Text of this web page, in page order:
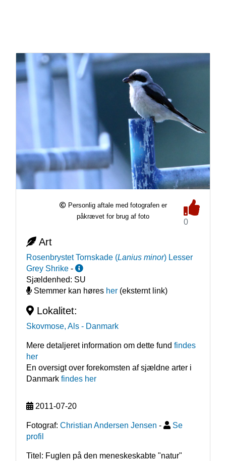
Personlig aftale med fotografen er
påkrævet for brug af foto
0
Art
Rosenbrystet Tornskade (Lanius minor) Lesser
Grey Shrike -
Sjældenhed: SU
Stemmer kan høres her(eksternt link)
Lokalitet:
Skovmose, Als - Danmark
Mere detaljeret information om dette fund findes
her
En oversigt over forekomsten af sjældne arter i
Danmark findes her
2011-07-20
Fotograf: Christian Andersen Jensen -
Se
profil
Titel: Fuglen på den meneskeskabte "natur"